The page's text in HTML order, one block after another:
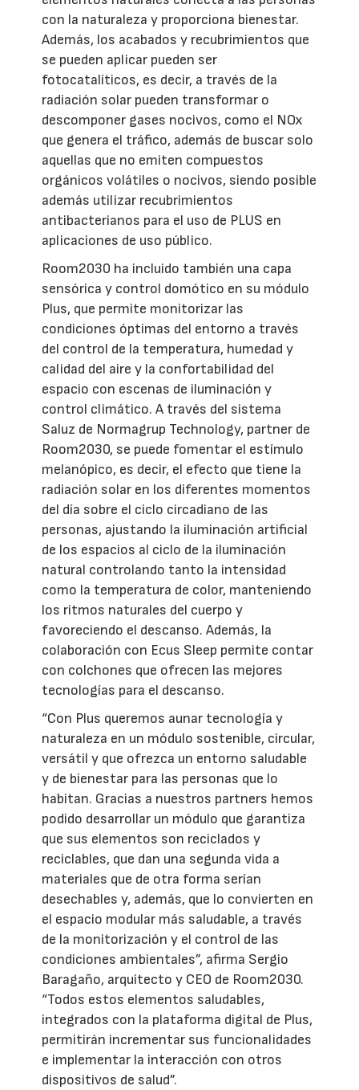
con la naturaleza y proporciona bienestar.
Además, los acabados y recubrimientos que
se pueden aplicar pueden ser
fotocatalíticos, es decir, a través de la
radiación solar pueden transformar o
descomponer gases nocivos, como el NOx
que genera el tráfico, además de buscar solo
aquellas que no emiten compuestos
orgánicos volátiles o nocivos, siendo posible
además utilizar recubrimientos
antibacterianos para el uso de PLUS en
aplicaciones de uso público.
Room2030 ha incluido también una capa
sensórica y control domótico en su módulo
Plus, que permite monitorizar las
condiciones óptimas del entorno a través
del control de la temperatura, humedad y
calidad del aire y la confortabilidad del
espacio con escenas de iluminación y
control climático. A través del sistema
Saluz de Normagrup Technology, partner de
Room2030, se puede fomentar el estímulo
melanópico, es decir, el efecto que tiene la
radiación solar en los diferentes momentos
del día sobre el ciclo circadiano de las
personas, ajustando la iluminación artificial
de los espacios al ciclo de la iluminación
natural controlando tanto la intensidad
como la temperatura de color, manteniendo
los ritmos naturales del cuerpo y
favoreciendo el descanso. Además, la
colaboración con Ecus Sleep permite contar
con colchones que ofrecen las mejores
tecnologías para el descanso.
“Con Plus queremos aunar tecnología y
naturaleza en un módulo sostenible, circular,
versátil y que ofrezca un entorno saludable
y de bienestar para las personas que lo
habitan. Gracias a nuestros partners hemos
podido desarrollar un módulo que garantiza
que sus elementos son reciclados y
reciclables, que dan una segunda vida a
materiales que de otra forma serían
desechables y, además, que lo convierten en
el espacio modular más saludable, a través
de la monitorización y el control de las
condiciones ambientales”, afirma Sergio
Baragaño, arquitecto y CEO de Room2030.
“Todos estos elementos saludables,
integrados con la plataforma digital de Plus,
permitirán incrementar sus funcionalidades
e implementar la interacción con otros
dispositivos de salud”.